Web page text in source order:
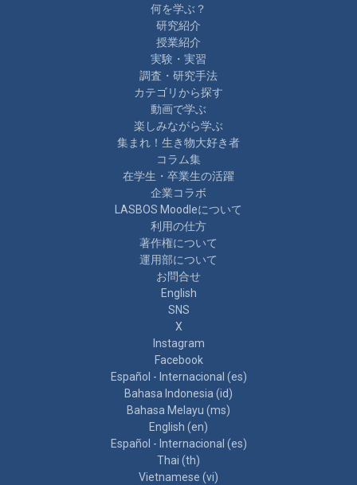
何を学ぶ？
研究紹介
授業紹介
実験・実習
調査・研究手法
カテゴリから探す
動画で学ぶ
楽しみながら学ぶ
集まれ！生き物大好き者
コラム集
在学生・卒業生の活躍
企業コラボ
LASBOS Moodleについて
利用の仕方
著作権について
運用部について
お問合せ
English
SNS
X
Instagram
Facebook
Español - Internacional ‎(es)‎
Bahasa Indonesia ‎(id)‎
Bahasa Melayu ‎(ms)‎
English ‎(en)‎
Español - Internacional ‎(es)‎
Thai ‎(th)‎
Vietnamese ‎(vi)‎